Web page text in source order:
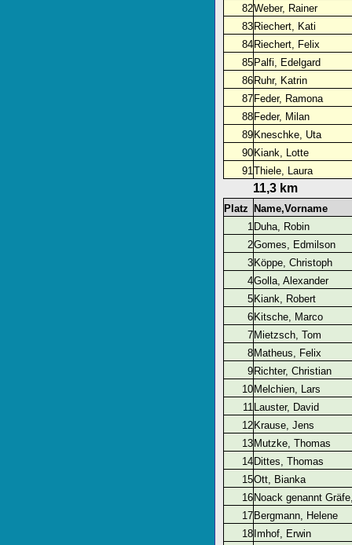
82Weber, Rainer
83 Riechert, Kati
84 Riechert, Felix
85 Palfi, Edelgard
86 Ruhr, Katrin
87 Feder, Ramona
88 Feder, Milan
89 Kneschke, Uta
90 Kiank, Lotte
91Thiele, Laura
11,3 km
Platz
Name,Vorname
1 Duha, Robin
2Gomes, Edmilson
3 Köppe, Christoph
4Golla, Alexander
5 Kiank, Robert
6 Kitsche, Marco
7 Mietzsch, Tom
8 Matheus, Felix
9 Richter, Christian
10 Melchien, Lars
11 Lauster, David
12 Krause, Jens
13 Mutzke, Thomas
14 Dittes, Thomas
15Ott, Bianka
16 Noack genannt
17 Bergmann, Helene
18 Imhof, Erwin